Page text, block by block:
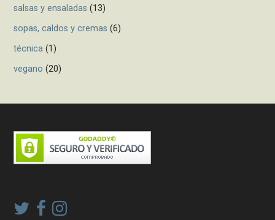
salsas y ensaladas (13)
sopas, caldos y cremas (6)
técnica (1)
vegano (20)